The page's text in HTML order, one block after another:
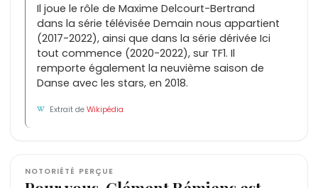
Il joue le rôle de Maxime Delcourt-Bertrand
dans la série télévisée Demain nous appartient
(2017-2022), ainsi que dans la série dérivée Ici
tout commence (2020-2022), sur TF1. Il
remporte également la neuvième saison de
Danse avec les stars, en 2018.
Extrait deWikipédia
NOTORIÉTÉ PERÇUE